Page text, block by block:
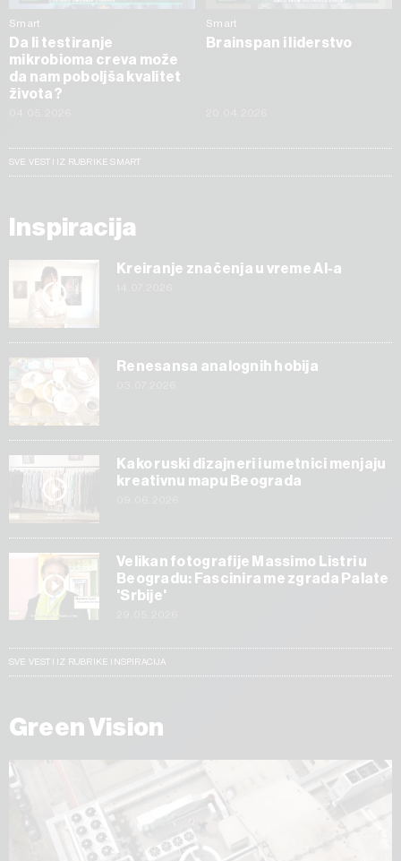
Smart
Da li testiranje
mikrobioma creva može
da nam poboljša kvalitet
života?
Smart
Brainspan i liderstvo
SVE VESTI IZ RUBRIKE SMART
Inspiracija
Kreiranje značenja u vreme AI-a
Renesansa analognih hobija
Kako ruski dizajneri i umetnici menjaju
kreativnu mapu Beograda
Velikan fotografije Massimo Listri u
Beogradu: Fascinira me zgrada Palate
'Srbije'
SVE VESTI IZ RUBRIKE INSPIRACIJA
Green Vision